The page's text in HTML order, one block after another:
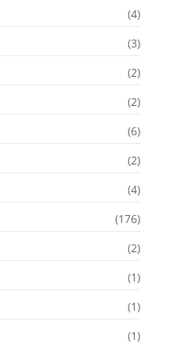
(4)
(3)
(2)
(2)
(6)
(2)
(4)
(176)
(2)
(1)
(1)
(1)